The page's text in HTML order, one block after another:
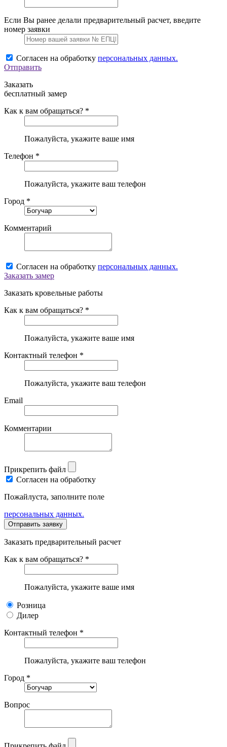
Если Вы ранее делали предварительный расчет, введите
номер заявки
Согласен на обработку персональных данных.
Отправить
Заказать
бесплатный замер
Как к вам обращаться? *
Пожалуйста, укажите ваше имя
Телефон *
Пожалуйста, укажите ваш телефон
Город *
Комментарий
Согласен на обработку персональных данных.
Заказать замер
Заказать кровельные работы
Как к вам обращаться? *
Пожалуйста, укажите ваше имя
Контактный телефон *
Пожалуйста, укажите ваш телефон
Email
Комментарии
Прикрепить файл
Согласен на обработку
Пожайлуста, заполните поле
персональных данных.
Заказать предварительный расчет
Как к вам обращаться? *
Пожалуйста, укажите ваше имя
Розница
Дилер
Контактный телефон *
Пожалуйста, укажите ваш телефон
Город *
Вопрос